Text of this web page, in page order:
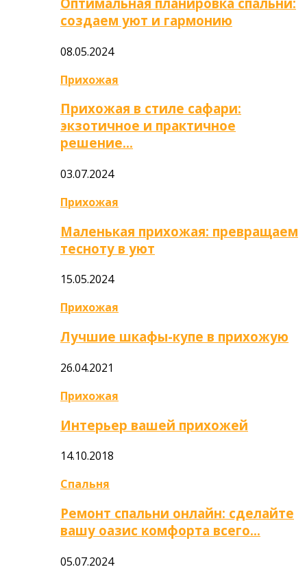
создаем уют и гармонию
08.05.2024
Прихожая
Прихожая в стиле сафари:
экзотичное и практичное
решение…
03.07.2024
Прихожая
Маленькая прихожая: превращаем
тесноту в уют
15.05.2024
Прихожая
Лучшие шкафы-купе в прихожую
26.04.2021
Прихожая
Интерьер вашей прихожей
14.10.2018
Спальня
Ремонт спальни онлайн: сделайте
вашу оазис комфорта всего…
05.07.2024